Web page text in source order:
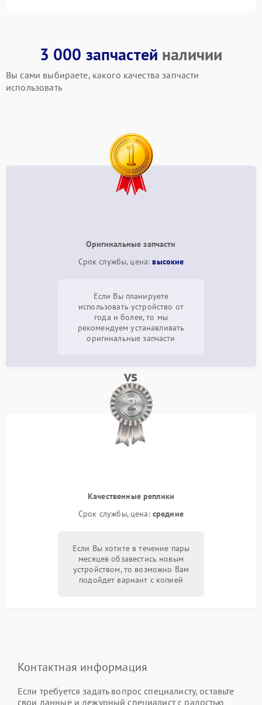
3 000 запчастей наличии
Вы сами выбираете, какого качества запчасти
использовать
Оригинальные запчасти
Срок службы, цена:высокие
Если Вы планируете
использовать устройство от
года и более, то мы
рекомендуем устанавливать
оригинальные запчасти
vs
Качественные реплики
Срок службы, цена: средние
Если Вы хотите в течение пары
месяцев обзавестись новым
устройством, то возможно Вам
подойдет вариант с копией
Контактная информация
Если требуется задать вопрос специалисту, оставьте
свои данные и дежурный специалист с радостью